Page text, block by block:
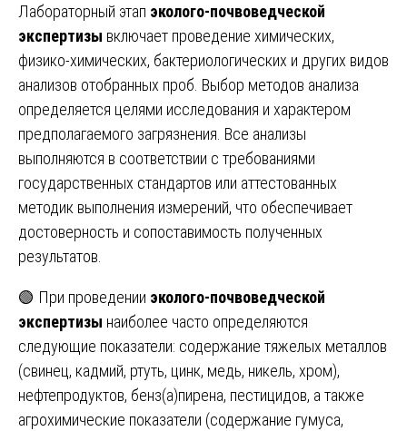
Лабораторный этап эколого-почвоведческой
экспертизы включает проведение химических,
физико-химических, бактериологических и других видов
анализов отобранных проб. Выбор методов анализа
определяется целями исследования и характером
предполагаемого загрязнения. Все анализы
выполняются в соответствии с требованиями
государственных стандартов или аттестованных
методик выполнения измерений, что обеспечивает
достоверность и сопоставимость полученных
результатов.
🟢 При проведении эколого-почвоведческой
экспертизы наиболее часто определяются
следующие показатели: содержание тяжелых металлов
(свинец, кадмий, ртуть, цинк, медь, никель, хром),
нефтепродуктов, бенз(а)пирена, пестицидов, а также
агрохимические показатели (содержание гумуса,